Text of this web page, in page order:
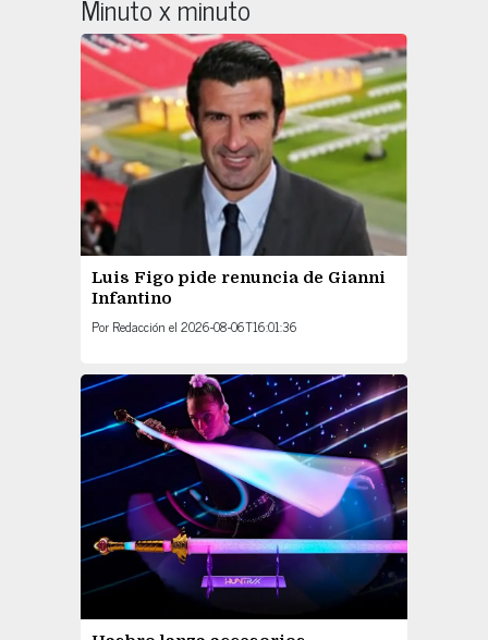
Luis Figo pide renuncia de Gianni
Infantino
Por Redacción el 2026-08-06T16:01:36